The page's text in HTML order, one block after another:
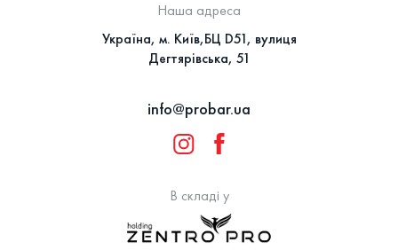
Наша адреса
Україна, м. Київ,БЦ D51, вулиця
Дегтярівська, 51
info@probar.ua
В складі у